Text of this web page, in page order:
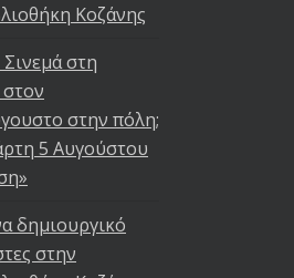
Κοζάνης
στη
στην πόλη;
5 Αυγούστου
δημιουργικό
στην